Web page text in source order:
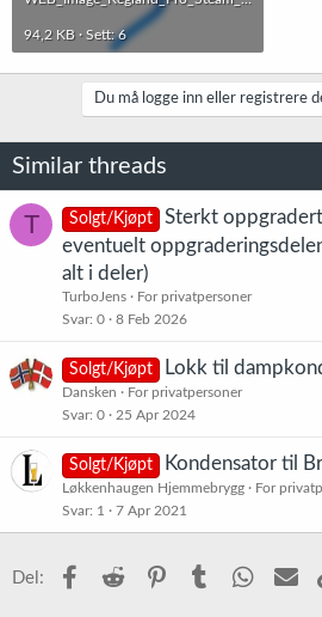
94,2 KB · Sett: 6
Du må logge inn eller registrere
Similar threads
T Solgt/Kjøpt
Sterkt
eventuelt
alt i deler)
TurboJens
For privatpersoner
Svar 0 8 Feb 2026
Solgt/Kjøpt Lokk til
Dansken
For privatpersoner
Svar 0 25 Apr 2024
Solgt/Kjøpt Kondensator til
Løkkenhaugen Hjemmebrygg
For
Svar 1 7 Apr 2021
Del: Facebook
Reddit PinterestTumblr